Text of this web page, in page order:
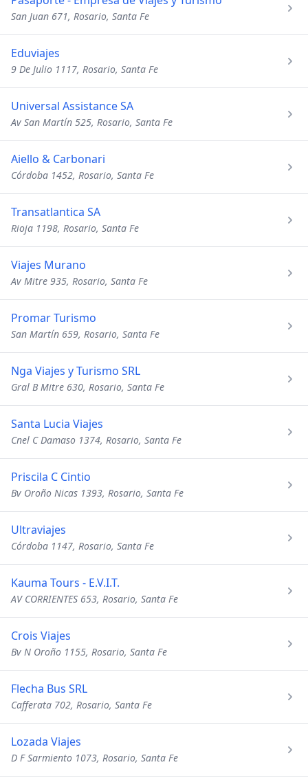
San Juan 671, Rosario, Santa Fe
Eduviajes
9 De Julio 1117, Rosario, Santa Fe
Universal Assistance SA
Av San Martín 525, Rosario, Santa Fe
Aiello & Carbonari
Córdoba 1452, Rosario, Santa Fe
Transatlantica SA
Rioja 1198, Rosario, Santa Fe
Viajes Murano
Av Mitre 935, Rosario, Santa Fe
Promar Turismo
San Martín 659, Rosario, Santa Fe
Nga Viajes y Turismo SRL
Gral B Mitre 630, Rosario, Santa Fe
Santa Lucia Viajes
Cnel C Damaso 1374, Rosario, Santa Fe
Priscila C Cintio
Bv Oroño Nicas 1393, Rosario, Santa Fe
Ultraviajes
Córdoba 1147, Rosario, Santa Fe
Kauma Tours - E.V.I.T.
AV CORRIENTES 653, Rosario, Santa Fe
Crois Viajes
Bv N Oroño 1155, Rosario, Santa Fe
Flecha Bus SRL
Cafferata 702, Rosario, Santa Fe
Lozada Viajes
D F Sarmiento 1073, Rosario, Santa Fe